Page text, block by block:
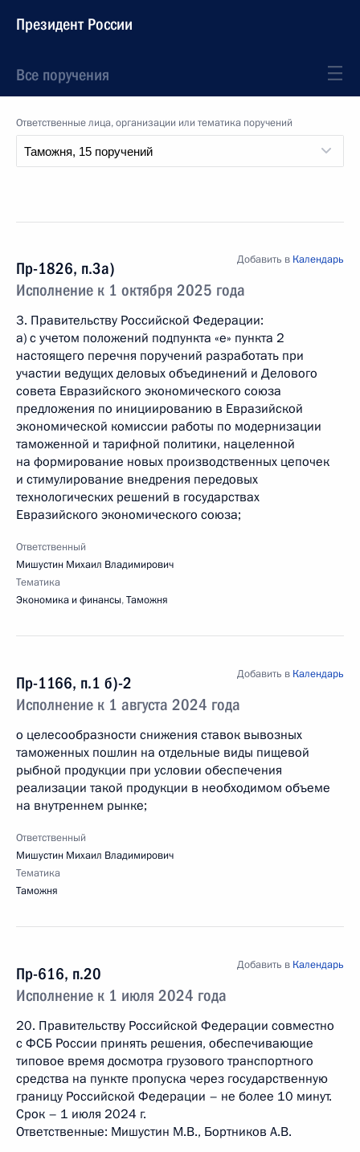
Президент России
Все поручения
Ответственные лица, организации или тематика поручений
Пр-1826, п.3а)
Исполнение к 1 октября 2025 года
Добавить в Календарь
3. Правительству Российской Федерации:
a) с учетом положений подпункта «е» пункта 2
настоящего перечня поручений разработать при
участии ведущих деловых объединений и Делового
совета Евразийского экономического союза
предложения по инициированию в Евразийской
экономической комиссии работы по модернизации
таможенной и тарифной политики, нацеленной
на формирование новых производственных цепочек
и стимулирование внедрения передовых
технологических решений в государствах
Евразийского экономического союза;
Ответственный
Мишустин Михаил Владимирович
Тематика
Экономика и финансы,Таможня
Пр-1166, п.1 б)-2
Исполнение к 1 августа 2024 года
Добавить в Календарь
о целесообразности снижения ставок вывозных
таможенных пошлин на отдельные виды пищевой
рыбной продукции при условии обеспечения
реализации такой продукции в необходимом объеме
на внутреннем рынке;
Ответственный
Мишустин Михаил Владимирович
Тематика
Таможня
Пр-616, п.20
Исполнение к 1 июля 2024 года
Добавить в Календарь
20. Правительству Российской Федерации совместно
с ФСБ России принять решения, обеспечивающие
типовое время досмотра грузового транспортного
средства на пункте пропуска через государственную
границу Российской Федерации – не более 10 минут.
Срок – 1 июля 2024 г.
Ответственные: Мишустин М.В., Бортников А.В.